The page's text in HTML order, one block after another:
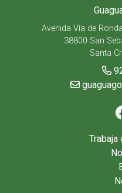
Avenida Vía de
38800 San
Santa